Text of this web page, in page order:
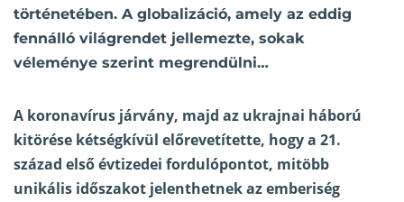
történetében. A globalizáció, amely az eddig
fennálló világrendet jellemezte, sokak
véleménye szerint megrendülni…
A koronavírus járvány, majd az ukrajnai háború
kitörése kétségkívül előrevetítette, hogy a 21.
század első évtizedei fordulópontot, mitöbb
unikális időszakot jelenthetnek az emberiség